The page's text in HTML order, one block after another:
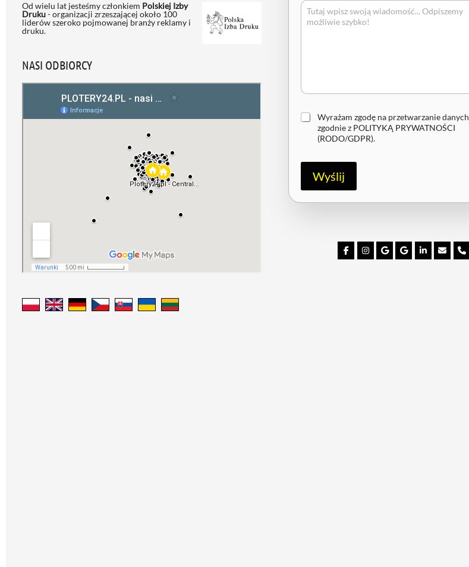
Od wielu lat jesteśmy członkiem Polskiej Izby
Druku- organizacji zrzeszającej około 100
liderów szeroko pojmowanej branży reklamy i
druku.
NASI ODBIORCY
Z
D
Wyrażam zgodę na przetwarzanie danych
zgodnie z POLITYKĄ PRYWATNOŚCI
(RODO/GDPR).
Wyślij